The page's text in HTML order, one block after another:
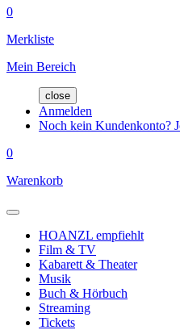
0
Merkliste
Mein Bereich
close
Anmelden
Noch kein Kundenkonto?
0
Warenkorb
HOANZL empfiehlt
Film & TV
Kabarett & Theater
Musik
Buch & Hörbuch
Streaming
Tickets